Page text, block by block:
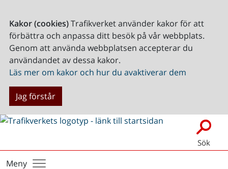
Kakor (cookies)Trafikverket använder kakor för att
förbättra och anpassa ditt besök på vår webbplats.
Genom att använda webbplatsen accepterar du
användandet av dessa kakor.
Läs mer om kakor och hur du avaktiverar dem
Jag förstår
Sök
Meny